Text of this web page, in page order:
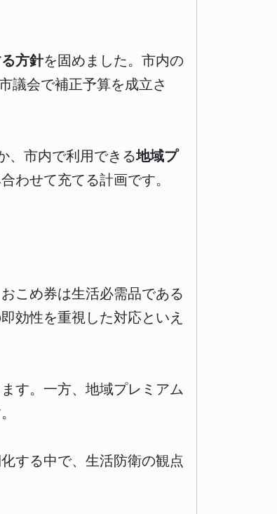
方針を固めました。市内の
議会で補正予算を成立さ
、市内で利用できる地域プ
わせて充てる計画です。
こめ券は生活必需品である
効性を重視した対応といえ
す。一方、地域プレミアム
する中で、生活防衛の観点